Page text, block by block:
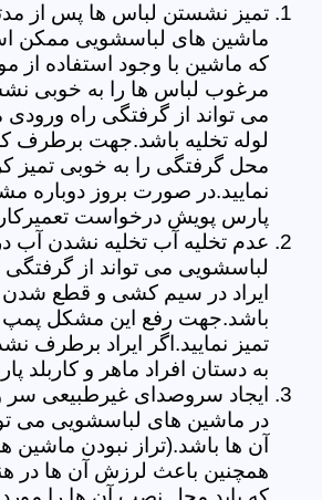
تمیز نشستن لباس ها پس از
ماشین های لباسشویی ممکن
که ماشین با وجود استفاده
مرغوب لباس ها را به خوبی
می تواند از گرفتگی راه ورودی
لوله تخلیه باشد.جهت برطرف
محل گرفتگی را به خوبی تمیز
نمایید.در صورت بروز دوباره
پارس پویش درخواست تعمیرکار
عدم تخلیه آب تخلیه نشدن آب
لباسشویی می تواند از گرفتگی
ایراد در سیم کشی و قطع شدن
باشد.جهت رفع این مشکل پمپ
تمیز نمایید.اگر ایراد برطرف
به دستان افراد ماهر و کاربلد
ایجاد سروصدای غیرطبیعی
در ماشین های لباسشویی می
آن ها باشد.(تراز نبودن
همچنین باعث لرزش آن ها